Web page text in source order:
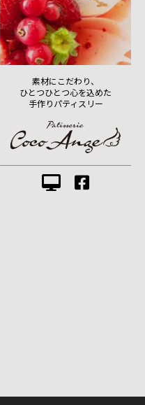
素材にこだわり、
ひとつひとつ心を込めた
手作りパティスリー